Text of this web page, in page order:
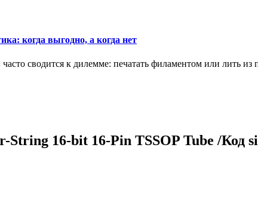
когда выгодно, а когда нет
сводится к дилемме: печатать филаментом или лить
16-bit 16-Pin TSSOP Tube /Код